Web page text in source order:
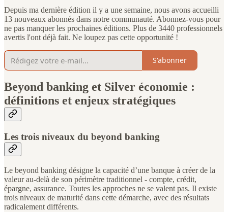
Depuis ma dernière édition il y a une semaine, nous avons accueilli
13 nouveaux abonnés dans notre communauté. Abonnez-vous pour
ne pas manquer les prochaines éditions. Plus de 3440 professionnels
avertis l'ont déjà fait. Ne loupez pas cette opportunité !
S'abonner
Beyond banking et Silver économie :
définitions et enjeux stratégiques
Les trois niveaux du beyond banking
Le beyond banking désigne la capacité d’une banque à créer de la
valeur au-delà de son périmètre traditionnel - compte, crédit,
épargne, assurance. Toutes les approches ne se valent pas. Il existe
trois niveaux de maturité dans cette démarche, avec des résultats
radicalement différents.